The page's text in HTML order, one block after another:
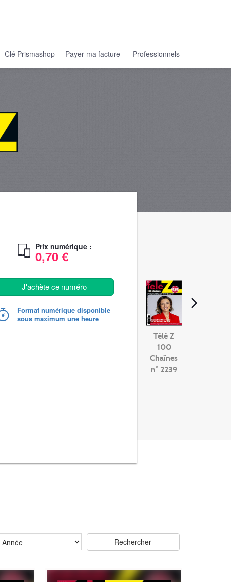
Clé Prismashop Payer ma facture Professionnels
Prix numérique :
0,70 €
J'achète ce numéro
Format numérique disponible
sous maximum une heure
Télé Z
100
Chaînes
n° 2239